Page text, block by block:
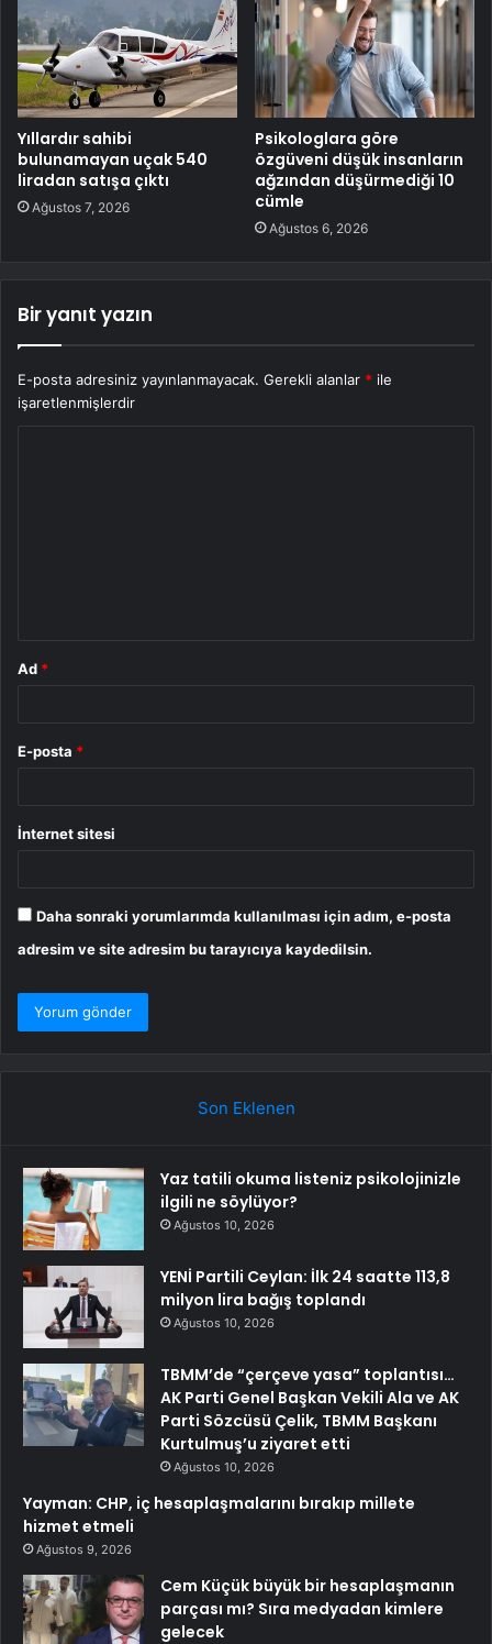
Yıllardır sahibi
bulunamayan uçak 540
liradan satışa çıktı
Ağustos 7, 2026
Psikologlara göre
özgüveni düşük insanların
ağzından düşürmediği 10
cümle
Ağustos 6, 2026
Bir yanıt yazın
E-posta adresiniz yayınlanmayacak. Gerekli alanlar * ile
işaretlenmişlerdir
Ad *
E-posta *
İnternet sitesi
Daha sonraki yorumlarımda kullanılması için adım, e-posta
adresim ve site adresim bu tarayıcıya kaydedilsin.
Son Eklenen
Yaz tatili okuma listeniz psikolojinizle
ilgili ne söylüyor?
Ağustos 10, 2026
YENİ Partili Ceylan: İlk 24 saatte 113,8
milyon lira bağış toplandı
Ağustos 10, 2026
TBMM’de “çerçeve yasa” toplantısı…
AK Parti Genel Başkan Vekili Ala ve AK
Parti Sözcüsü Çelik, TBMM Başkanı
Kurtulmuş’u ziyaret etti
Ağustos 10, 2026
Yayman: CHP, iç hesaplaşmalarını bırakıp millete
hizmet etmeli
Ağustos 9, 2026
Cem Küçük büyük bir hesaplaşmanın
parçası mı? Sıra medyadan kimlere
gelecek